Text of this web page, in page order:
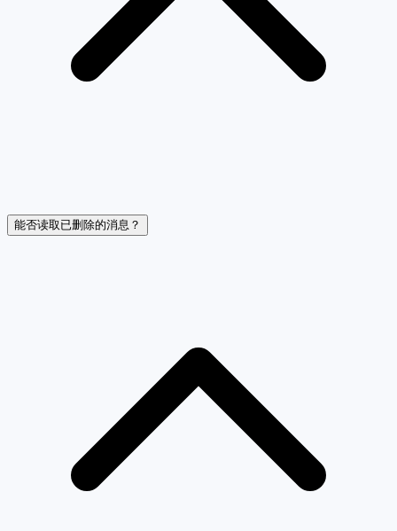
能否读取已删除的消息？